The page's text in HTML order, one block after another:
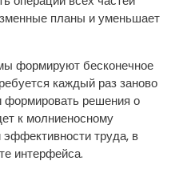
планы и уменьшает
формируют бесконечное
каждый раз заново
формировать решения о
к молниеносному
труда, в
интерфейса.